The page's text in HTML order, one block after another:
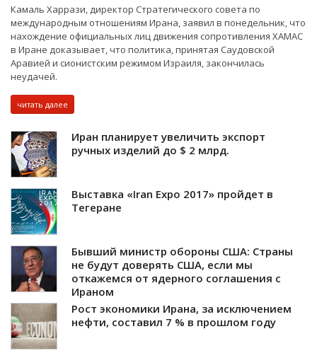
Камаль Харрази, директор Стратегического совета по
международным отношениям Ирана, заявил в понедельник, что
нахождение официальных лиц движения сопротивления ХАМАС
в Иране доказывает, что политика, принятая Саудовской
Аравией и сионистским режимом Израиля, закончилась
неудачей.
читать далее
Иран планирует увеличить экспорт
ручных изделий до $ 2 млрд.
Выставка «Iran Expo 2017» пройдет в
Тегеране
Бывший министр обороны США: Страны
не будут доверять США, если мы
откажемся от ядерного соглашения с
Ираном
Рост экономики Ирана, за исключением
нефти, составил 7 % в прошлом году